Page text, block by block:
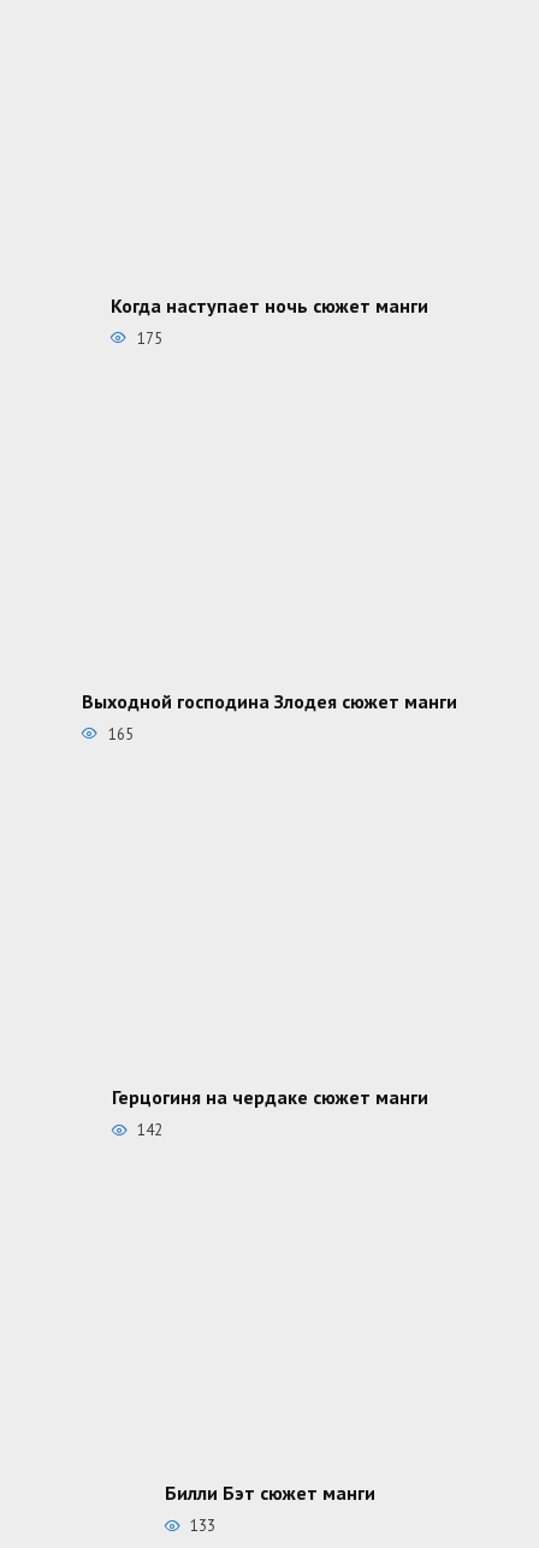
Когда наступает ночь сюжет манги
175
Выходной господина Злодея сюжет манги
165
Герцогиня на чердаке сюжет манги
142
Билли Бэт сюжет манги
133